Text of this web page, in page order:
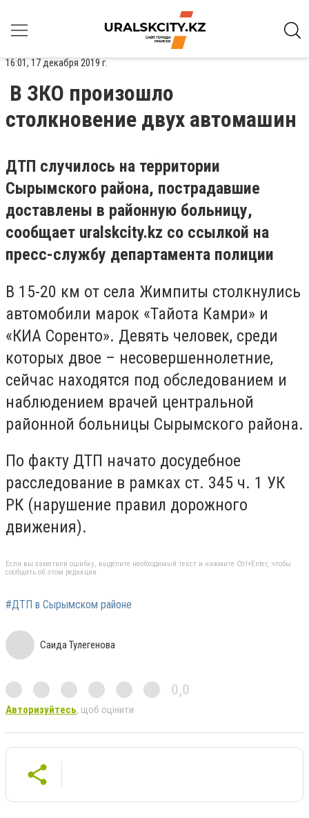
16:01, 17 декабря 2019 г.
В ЗКО произошло
столкновение двух автомашин
ДТП случилось на территории
Сырымского района, пострадавшие
доставлены в районную больницу,
сообщает uralskcity.kz со ссылкой на
пресс-службу департамента полиции
В 15-20 км от села Жимпиты столкнулись
автомобили марок «Тайота Камри» и
«КИА Соренто». Девять человек, среди
которых двое – несовершеннолетние,
сейчас находятся под обследованием и
наблюдением врачей центральной
районной больницы Сырымского района.
По факту ДТП начато досудебное
расследование в рамках ст. 345 ч. 1 УК
РК (нарушение правил дорожного
движения).
Если вы заметили ошибку, выделите необходимый текст и нажмите Ctrl+Enter, чтобы
сообщить об этом редакции
#ДТП в Сырымском районе
Саида Тулегенова
0,0
Авторизуйтесь, щоб оцінити